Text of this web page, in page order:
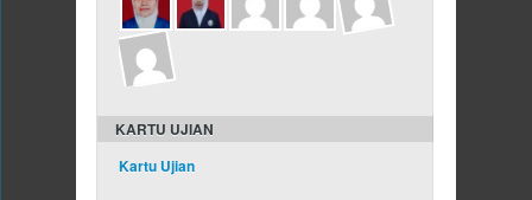
KARTU UJIAN
Kartu Ujian